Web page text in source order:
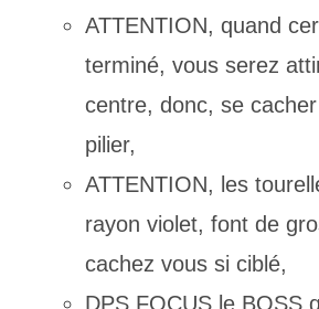
ATTENTION, quand
terminé, vous serez
centre, donc, se
pilier,
ATTENTION, les
rayon violet, font de
cachez vous si ciblé,
DPS FOCUS le BOSS